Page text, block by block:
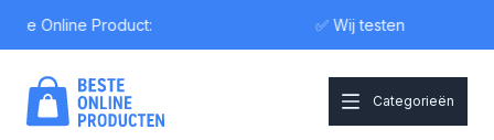
Product: ✅ Wij testen
Categorieën